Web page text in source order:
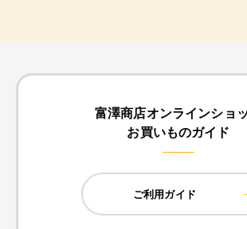
富澤商店オンラインショ
お買いものガイド
ご利用ガイド